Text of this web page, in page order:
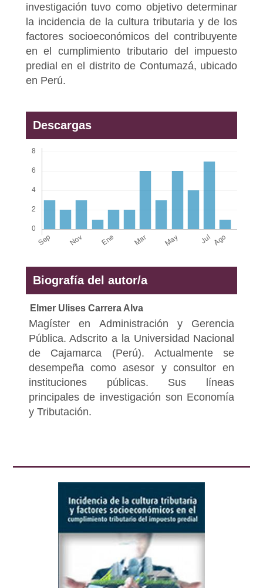
investigación tuvo como objetivo determinar
la incidencia de la cultura tributaria y de los
factores socioeconómicos del contribuyente
en el cumplimiento tributario del impuesto
predial en el distrito de Contumazá, ubicado
en Perú.
Descargas
Biografía del autor/a
Elmer Ulises Carrera Alva
Magíster en Administración y Gerencia
Pública. Adscrito a la Universidad Nacional
de Cajamarca (Perú). Actualmente se
desempeña como asesor y consultor en
instituciones públicas. Sus líneas
principales de investigación son Economía
y Tributación.